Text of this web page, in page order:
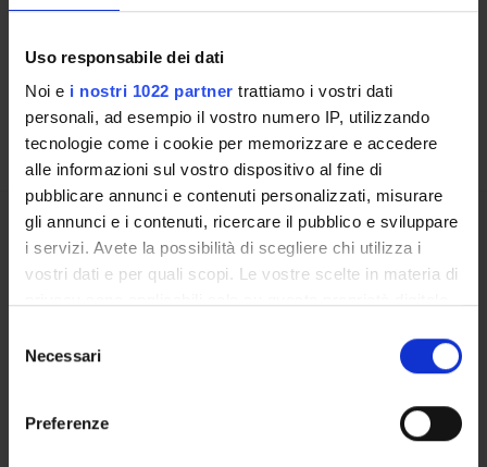
Uso responsabile dei dati
Noi e i nostri 1022 partner trattiamo i vostri dati
personali, ad esempio il vostro numero IP, utilizzando
tecnologie come i cookie per memorizzare e accedere
alle informazioni sul vostro dispositivo al fine di
pubblicare annunci e contenuti personalizzati, misurare
gli annunci e i contenuti, ricercare il pubblico e sviluppare
i servizi. Avete la possibilità di scegliere chi utilizza i
vostri dati e per quali scopi. Le vostre scelte in materia di
modificare o revocare il proprio consenso in qualsiasi
momento dalla Dichiarazione sui cookie o facendo clic
delNecessari
Preferenze
Offerta formativa da definire
ULTERIORI ATTIVITÀ DIDATTICHE
Presentazione
Come iscriversi
Piani didattici